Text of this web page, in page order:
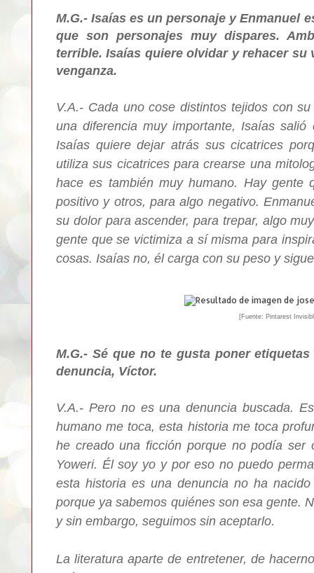
M.G.- Isaías es un personaje y Enmanuel
que son personajes muy dispares.
terrible. Isaías quiere olvidar y rehacer su
venganza.
V.A.- Cada uno cose distintos tejidos con
una diferencia muy importante, Isaías
Isaías quiere dejar atrás sus cicatrices
utiliza sus cicatrices para crearse una
hace es también muy humano. Hay gente
positivo y otros, para algo negativo.
su dolor para ascender, para trepar, algo
gente que se victimiza a sí misma para
cosas. Isaías no, él carga con su peso y
[Fuente: Pintarest
M.G.- Sé que no te gusta poner
denuncia, Víctor.
V.A.- Pero no es una denuncia buscada.
humano me toca, esta historia me toca
he creado una ficción porque no podía ser
Yoweri. Él soy yo y por eso no puedo
esta historia es una denuncia no ha
porque ya sabemos quiénes son esa gente.
y sin embargo, seguimos sin aceptarlo.
La literatura aparte de entretener, de